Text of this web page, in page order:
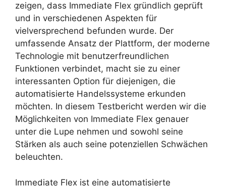
zeigen, dass Immediate Flex gründlich geprüft
und in verschiedenen Aspekten für
vielversprechend befunden wurde. Der
umfassende Ansatz der Plattform, der moderne
Technologie mit benutzerfreundlichen
Funktionen verbindet, macht sie zu einer
interessanten Option für diejenigen, die
automatisierte Handelssysteme erkunden
möchten. In diesem Testbericht werden wir die
Möglichkeiten von Immediate Flex genauer
unter die Lupe nehmen und sowohl seine
Stärken als auch seine potenziellen Schwächen
beleuchten.
Immediate Flex ist eine automatisierte